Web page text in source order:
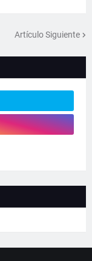
Artículo Siguiente